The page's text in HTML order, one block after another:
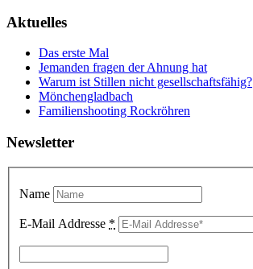
Aktuelles
Das erste Mal
Jemanden fragen der Ahnung hat
Warum ist Stillen nicht gesellschaftsfähig?
Mönchengladbach
Familienshooting Rockröhren
Newsletter
Name
E-Mail Addresse *